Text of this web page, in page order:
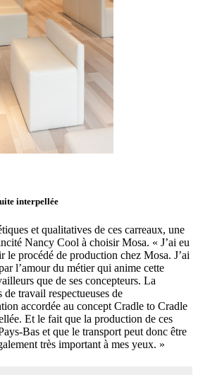
interpellée
et qualitatives de ces carreaux, une
Nancy Cool à choisir Mosa. « J’ai eu
le procédé de production chez Mosa. J’ai
l’amour du métier qui anime cette
que de ses concepteurs. La
travail respectueuses de
accordée au concept Cradle to Cradle
Et le fait que la production de ces
Bas et que le transport peut donc être
très important à mes yeux. »